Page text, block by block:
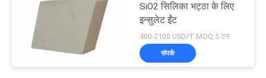
आग रोक कच्चे माल
SiO2 सिलिका भट्ठा के लिए
इन्सुलेट ईंट
400-2100 USD/T MOQ:5 टन
संपर्क